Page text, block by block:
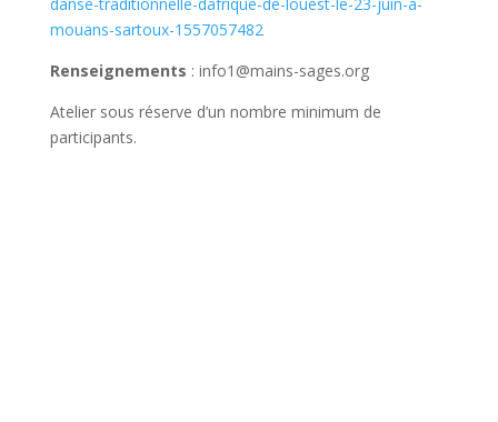
mouans-sartoux-1557057482
Renseignements : info1@mains-sages.org
Atelier sous réserve d’un nombre minimum de
participants.